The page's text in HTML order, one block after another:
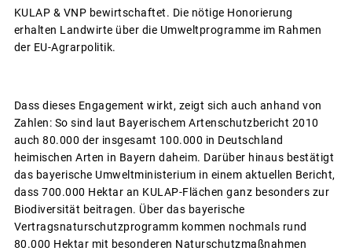
KULAP & VNP bewirtschaftet. Die nötige Honorierung
erhalten Landwirte über die Umweltprogramme im Rahmen
der EU-Agrarpolitik.
Dass dieses Engagement wirkt, zeigt sich auch anhand von
Zahlen: So sind laut Bayerischem Artenschutzbericht 2010
auch 80.000 der insgesamt 100.000 in Deutschland
heimischen Arten in Bayern daheim. Darüber hinaus bestätigt
das bayerische Umweltministerium in einem aktuellen Bericht,
dass 700.000 Hektar an KULAP-Flächen ganz besonders zur
Biodiversität beitragen. Über das bayerische
Vertragsnaturschutzprogramm kommen nochmals rund
80.000 Hektar mit besonderen Naturschutzmaßnahmen